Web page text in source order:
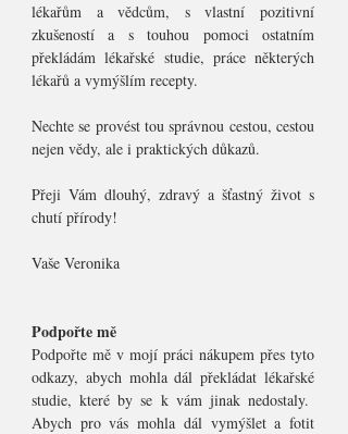
lékařům a vědcům, s vlastní pozitivní
zkušeností a s touhou pomoci ostatním
překládám lékařské studie, práce některých
lékařů a vymýšlím recepty.
Nechte se provést tou správnou cestou, cestou
nejen vědy, ale i praktických důkazů.
Přeji Vám dlouhý, zdravý a šťastný život s
chutí přírody!
Vaše Veronika
Podpořte mě
Podpořte mě v mojí práci nákupem přes tyto
odkazy, abych mohla dál překládat lékařské
studie, které by se k vám jinak nedostaly.
Abych pro vás mohla dál vymýšlet a fotit